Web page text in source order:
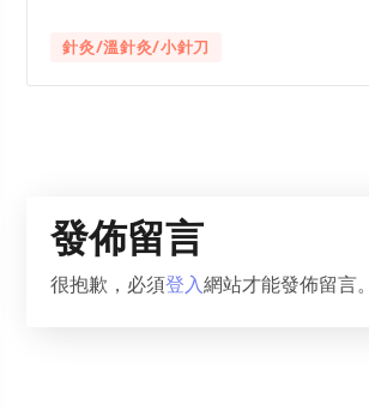
針灸/溫針灸/小針刀
發佈留言
很抱歉，必須登入網站才能發佈留言。